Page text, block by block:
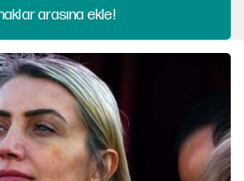
arasına ekle!